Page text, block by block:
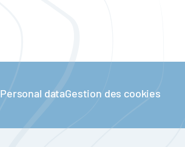
Personal dataGestion des cookies